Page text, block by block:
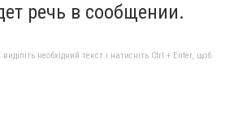
речь в сообщении.
необхідний текст і натисніть Ctrl + Enter, щоб